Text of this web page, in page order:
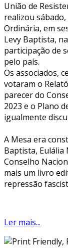
União de
realizou sábado,
Ordinária, em
Levy Baptista,
participação de
pelo país.
Os associados,
votaram o
parecer do
2023 e o Plano
igualmente
A Mesa era
Baptista, Eulália
Conselho
mais um livro
repressão
Ler mais...